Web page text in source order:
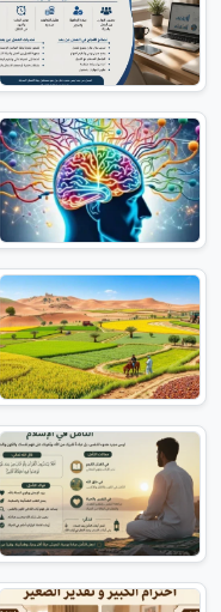
مقالات تقنية
المقالات العامة
المقالات العامة
نصائح وثقافة